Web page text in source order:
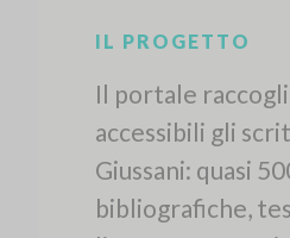
IL PROGETTO
Il portale
accessibili gli
Giussani: quasi
bibliografiche,